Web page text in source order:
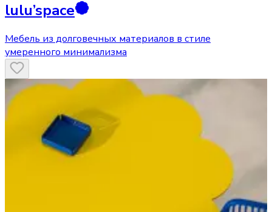
lulu’space
Мебель из долговечных материалов в стиле
умеренного минимализма